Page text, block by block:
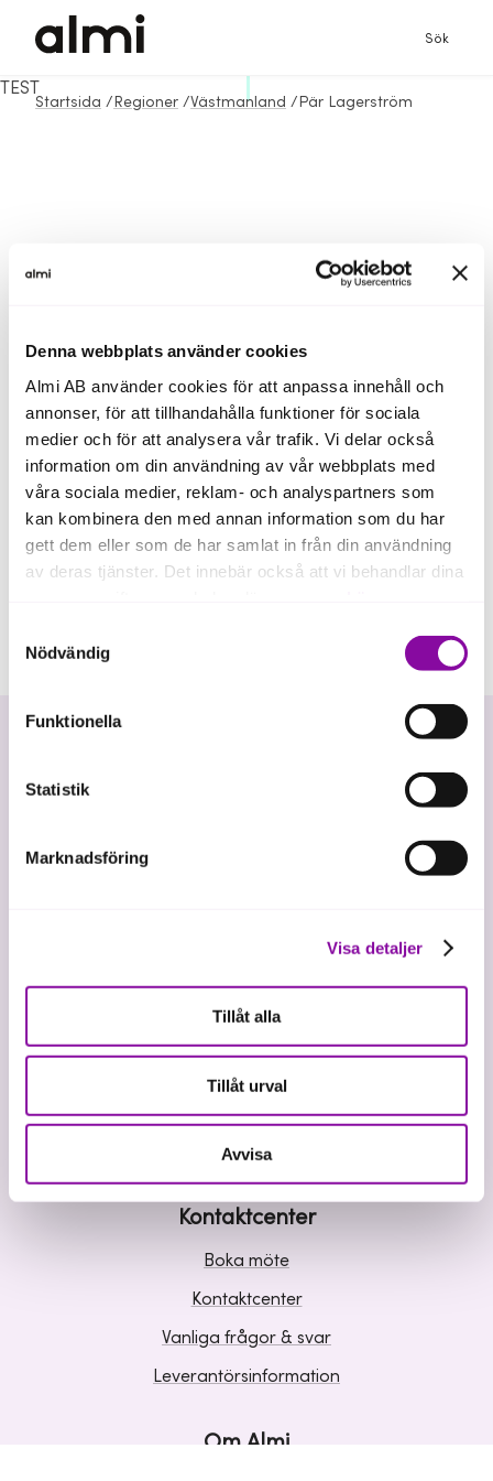
Denna webbplats använder cookies
Almi AB använder cookies för att anpassa innehåll och
annonser, för att tillhandahålla funktioner för sociala
medier och för att analysera vår trafik. Vi delar också
information om din användning av vår webbplats med
våra sociala medier, reklam- och analyspartners som
kan kombinera den med annan information som du har
gett dem eller som de har samlat in från din användning
av deras tjänster. Det innebär också att vi behandlar dina
Om du klickar på avvisa kommer användning av kakor
eller delning av information enligt ovan, inte att ske,
förutom för kakor som är nödvändiga för att hemsidan
ska fungera se mer under inställningar.
Nödvändig
Funktionella
Statistik
Marknadsföring
Visa detaljer
Tillåt alla
Tillåt urval
Avvisa
Sök
Startsida / Regioner /Västmanland / Pär Lagerström
TEST
Våra tjänster
Riskkapital
Affärsutveckling
Kunskap och inspiration
Kontaktcenter
Boka möte
Kontaktcenter
Vanliga frågor & svar
Leverantörsinformation
Om Almi